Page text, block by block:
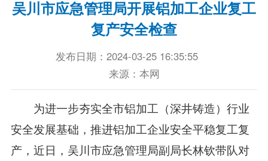
吴川市应急管理局开展铝加工企业复工
复产安全检查
发布日期：2024-03-25 16:35:55
来源：本网
为进一步夯实全市铝加工（深井铸造）行业
安全发展基础，推进铝加工企业安全平稳复工复
产，近日，吴川市应急管理局副局长林钦带队对